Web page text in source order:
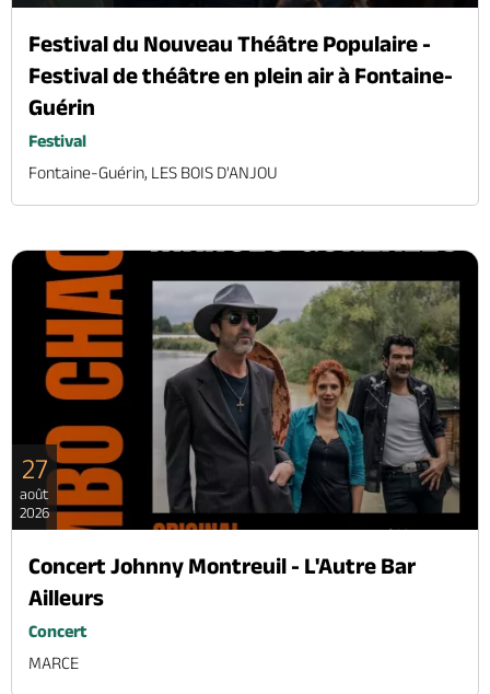
Festival du Nouveau Théâtre Populaire -
Festival de théâtre en plein air à Fontaine-
Guérin
Festival
Fontaine-Guérin, LES BOIS D'ANJOU
27
août
2026
Concert Johnny Montreuil - L'Autre Bar
Ailleurs
Concert
MARCE